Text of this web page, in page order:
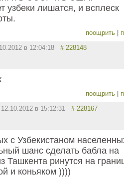
узбеки лишатся, и всплеск
поощрить
в 12:04:18 # 228148
поощрить
12.10.2012 в 15:12:31 # 228167
с Узбекистаном
шанс сделать бабла на
Ташкента ринутся на
и коньяком ))))